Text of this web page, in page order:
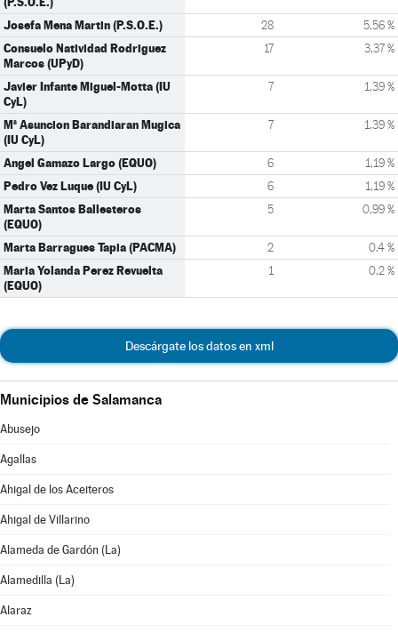
Josefa Mena Martin (P.S.O.E.) 28 5,56 %
Consuelo Natividad Rodriguez
Marcos (UPyD)
17 3,37 %
Javier Infante Miguel-Motta (IU
CyL)
7 1,39 %
Mª Asuncion Barandiaran Mugica
(IU CyL)
7 1,39 %
Angel Gamazo Largo (EQUO) 6 1,19 %
Pedro Vez Luque (IU CyL) 6 1,19 %
Marta Santos Ballesteros
(EQUO)
5 0,99 %
Marta Barragues Tapia (PACMA) 2 0,4 %
Maria Yolanda Perez Revuelta
(EQUO)
1 0,2 %
Descárgate los datos en xml
Municipios de Salamanca
Abusejo
Agallas
Ahigal de los Aceiteros
Ahigal de Villarino
Alameda de Gardón (La)
Alamedilla (La)
Alaraz